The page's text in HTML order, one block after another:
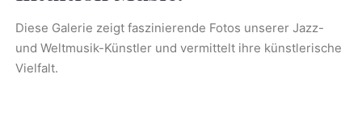
Diese Galerie zeigt faszinierende Fotos unserer Jazz-
und Weltmusik-Künstler und vermittelt ihre künstlerische
Vielfalt.